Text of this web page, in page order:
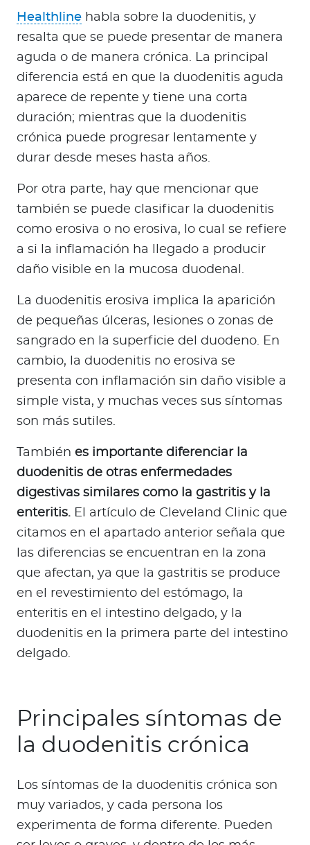
Healthline habla sobre la duodenitis, y
resalta que se puede presentar de manera
aguda o de manera crónica. La principal
diferencia está en que la duodenitis aguda
aparece de repente y tiene una corta
duración; mientras que la duodenitis
crónica puede progresar lentamente y
durar desde meses hasta años.
Por otra parte, hay que mencionar que
también se puede clasificar la duodenitis
como erosiva o no erosiva, lo cual se refiere
a si la inflamación ha llegado a producir
daño visible en la mucosa duodenal.
La duodenitis erosiva implica la aparición
de pequeñas úlceras, lesiones o zonas de
sangrado en la superficie del duodeno. En
cambio, la duodenitis no erosiva se
presenta con inflamación sin daño visible a
simple vista, y muchas veces sus síntomas
son más sutiles.
También es importante diferenciar la
duodenitis de otras enfermedades
digestivas similares como la gastritis y la
enteritis. El artículo de Cleveland Clinic que
citamos en el apartado anterior señala que
las diferencias se encuentran en la zona
que afectan, ya que la gastritis se produce
en el revestimiento del estómago, la
enteritis en el intestino delgado, y la
duodenitis en la primera parte del intestino
delgado.
Principales síntomas de
la duodenitis crónica
Los síntomas de la duodenitis crónica son
muy variados, y cada persona los
experimenta de forma diferente. Pueden